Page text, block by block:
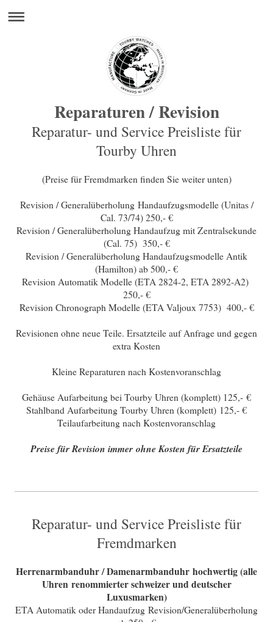
Reparaturen / Revision
Reparatur- und Service Preisliste für
Tourby Uhren
(Preise für Fremdmarken finden Sie weiter unten)
Revision / Generalüberholung Handaufzugsmodelle (Unitas /
Cal. 73/74) 250,- €
Revision / Generalüberholung Handaufzug mit Zentralsekunde
(Cal. 75) 350,- €
Revision / Generalüberholung Handaufzugsmodelle Antik
(Hamilton) ab 500,- €
Revision Automatik Modelle (ETA 2824-2, ETA 2892-A2)
250,- €
Revision Chronograph Modelle (ETA Valjoux 7753) 400,- €
Revisionen ohne neue Teile. Ersatzteile auf Anfrage und gegen
extra Kosten
Kleine Reparaturen nach Kostenvoranschlag
Gehäuse Aufarbeitung bei Tourby Uhren (komplett) 125,- €
Stahlband Aufarbeitung Tourby Uhren (komplett) 125,- €
Teilaufarbeitung nach Kostenvoranschlag
Preise für Revision immer ohne Kosten für Ersatzteile
Reparatur- und Service Preisliste für
Fremdmarken
Herrenarmbanduhr / Damenarmbanduhr hochwertig (alle
Uhren renommierter schweizer und deutscher
Luxusmarken)
ETA Automatik oder Handaufzug Revision/Generalüberholung